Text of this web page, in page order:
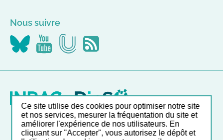
Nous suivre
Nous
suivre
Nous
suivre
Nous
suivre
Flus
RSS
Nos autres sites
Ce site utilise des cookies pour optimiser notre site
et nos services, mesurer la fréquentation du site et
améliorer l'expérience de nos utilisateurs. En
cliquant sur "Accepter", vous autorisez le dépôt et